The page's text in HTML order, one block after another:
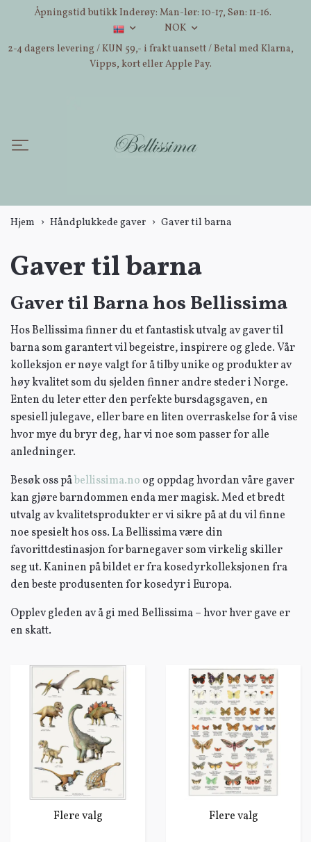
Åpningstid butikk Inderøy: Man-lør: 10-17, Søn: 11-16.
NOK
2-4 dagers levering / KUN 59,- i frakt uansett / Betal med Klarna,
Vipps, kort eller Apple Pay.
Hjem Håndplukkede gaver Gaver til barna
Gaver til barna
Gaver til Barna hos Bellissima
Hos Bellissima finner du et fantastisk utvalg av gaver til
barna som garantert vil begeistre, inspirere og glede. Vår
kolleksjon er nøye valgt for å tilby unike og produkter av
høy kvalitet som du sjelden finner andre steder i Norge.
Enten du leter etter den perfekte bursdagsgaven, en
spesiell julegave, eller bare en liten overraskelse for å vise
hvor mye du bryr deg, har vi noe som passer for alle
anledninger.
Besøk oss påbellissima.no og oppdag hvordan våre gaver
kan gjøre barndommen enda mer magisk. Med et bredt
utvalg av kvalitetsprodukter er vi sikre på at du vil finne
noe spesielt hos oss. La Bellissima være din
favorittdestinasjon for barnegaver som virkelig skiller
seg ut. Kaninen på bildet er fra kosedyrkolleksjonen fra
den beste produsenten for kosedyr i Europa.
Opplev gleden av å gi med Bellissima – hvor hver gave er
en skatt.
Flere valg Flere valg